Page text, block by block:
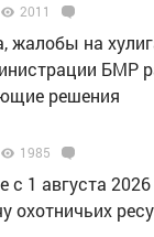
2011
жалобы на
БМР
решения
1985
с 1 августа
охотничьих